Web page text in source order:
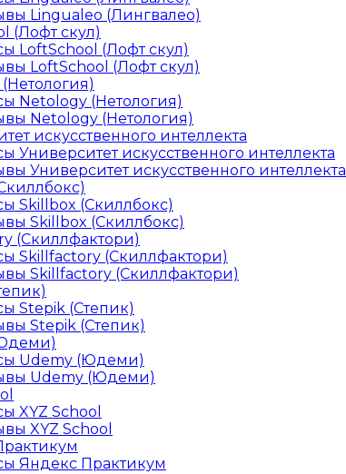
Lingualeo (Лингвалео)
(Лофт скул)
LoftSchool (Лофт скул)
LoftSchool (Лофт скул)
Netology (Нетология)
Netology (Нетология)
искусственного интеллекта
Университет искусственного интеллекта
Университет искусственного интеллекта
Skillbox (Скиллбокс)
Skillbox (Скиллбокс)
(Скиллфактори)
Skillfactory (Скиллфактори)
Skillfactory (Скиллфактори)
Stepik (Степик)
Stepik (Степик)
Udemy (Юдеми)
Udemy (Юдеми)
XYZ School
XYZ School
Яндекс Практикум